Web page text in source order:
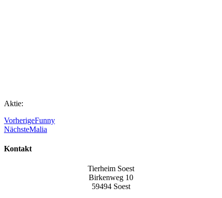
Aktie:
VorherigeFunny
NächsteMalia
Kontakt
Tierheim Soest
Birkenweg 10
59494 Soest